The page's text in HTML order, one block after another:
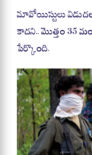
మావోయిస్టులు
కాదని.. మొత్తం 35
పేర్కొంది.